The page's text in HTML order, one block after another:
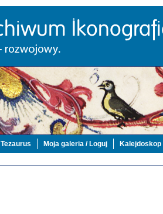
Tezaurus Moja galeria / Loguj Kalejdoskop